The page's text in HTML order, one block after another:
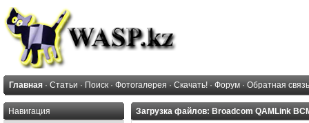
Главная · Статьи · Поиск · Фотогалерея · Скачать! · Форум · Обратная связь
Навигация Загрузка файлов: Broadcom QAMLink